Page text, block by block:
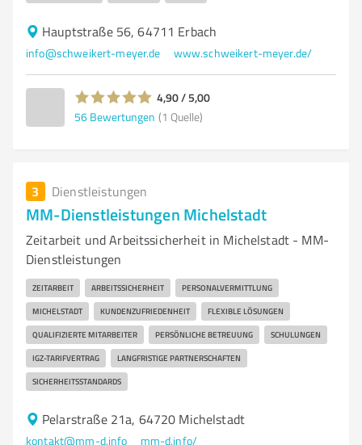
Hauptstraße 56, 64711 Erbach
info@schweikert-meyer.de www.schweikert-meyer.de/
4,90 / 5,00
56 Bewertungen (1 Quelle)
3 Dienstleistungen
MM-Dienstleistungen Michelstadt
Zeitarbeit und Arbeitssicherheit in Michelstadt - MM-
Dienstleistungen
ZEITARBEIT ARBEITSSICHERHEIT PERSONALVERMITTLUNG
MICHELSTADT KUNDENZUFRIEDENHEIT FLEXIBLE LÖSUNGEN
QUALIFIZIERTE MITARBEITER PERSÖNLICHE BETREUUNG SCHULUNGEN
IGZ-TARIFVERTRAG LANGFRISTIGE PARTNERSCHAFTEN
SICHERHEITSSTANDARDS
Pelarstraße 21a, 64720 Michelstadt
kontakt@mm-d.info mm-d.info/